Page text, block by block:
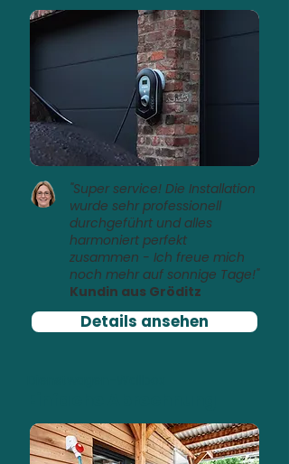
"Super service! Die Installation
wurde sehr professionell
durchgeführt und alles
harmoniert perfekt
zusammen - Ich freue mich
noch mehr auf sonnige Tage!"
Kundin aus Gröditz
Details ansehen